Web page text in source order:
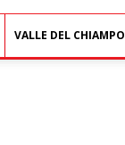
VALLE DEL CHIAMPO